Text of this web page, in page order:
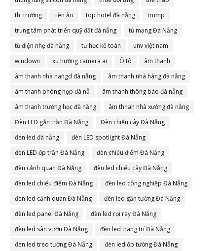
thị trường
tiền ảo top hotel đà nẵng
trump
trung tâm phát triển quỹ đất đà nẵng
tủ mạng Đà Nẵng
tủ điện nhẹ đà nẵng
tự học kế toán
unv việt nam
windown
xu hướng camera ai Ô tô
âm thanh
âm thanh nhà hangd đà nẵng
âm thanh nhà hàng đà nẵng
âm thanh phòng họp đà nẵ
âm thanh thông báo đà nẵng
âm thanh trường học đà nẵng
âm thnah nhà xưởng đà nẵng
Đèn LED gắn trần Đà Nẵng
Đèn chiếu cây Đà Nẵng
đen led đà nẵng
đèn LED spotlight Đà Nẵng
đèn LED ốp trần Đà Nẵng
đèn chiếu điểm Đà Nẵng
đèn cảnh quan Đà Nẵng
đèn led chiếu cây Đà Nẵng
đèn led chiếu điểm Đà Nẵng
đèn led công nghiệp Đà Nẵng
đèn led cảnh quan Đà Nẵng
đèn led gắn tường Đà Nẵng
đèn led panel Đà Nẵng
đèn led rọi ray Đà Nẵng
đèn led sân vườn Đà Nẵng
đèn led trang trí Đà Nẵng
đèn led treo tường Đà Nẵng
đèn led ốp tường Đà Nẵng